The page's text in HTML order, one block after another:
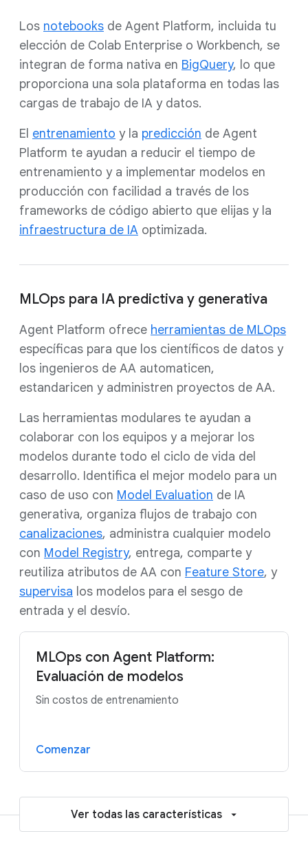
Los notebooks de Agent Platform, incluida tu
elección de Colab Enterprise o Workbench, se
integran de forma nativa en BigQuery, lo que
proporciona una sola plataforma en todas las
cargas de trabajo de IA y datos.
El entrenamiento y la predicción de Agent
Platform te ayudan a reducir el tiempo de
entrenamiento y a implementar modelos en
producción con facilidad a través de los
frameworks de código abierto que elijas y la
infraestructura de IA optimizada.
MLOps para IA predictiva y generativa
Agent Platform ofrece herramientas de MLOps
específicas para que los científicos de datos y
los ingenieros de AA automaticen,
estandaricen y administren proyectos de AA.
Las herramientas modulares te ayudan a
colaborar con los equipos y a mejorar los
modelos durante todo el ciclo de vida del
desarrollo. Identifica el mejor modelo para un
caso de uso con Model Evaluation de IA
generativa, organiza flujos de trabajo con
canalizaciones, administra cualquier modelo
con Model Registry, entrega, comparte y
reutiliza atributos de AA con Feature Store, y
supervisa los modelos para el sesgo de
entrada y el desvío.
MLOps con Agent Platform:
Evaluación de modelos
Sin costos de entrenamiento
Comenzar
Ver todas las características